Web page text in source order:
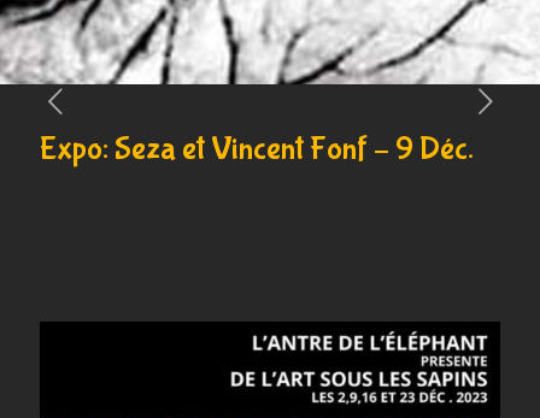
Expo: Seza et Vincent Fonf – 9 Déc.